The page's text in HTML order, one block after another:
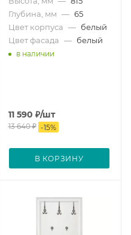
Глубина, мм — 65
Цвет корпуса — белый
Цвет фасада — белый
в наличии
11 590 ₽/шт
13 640₽ -15%
В КОРЗИНУ